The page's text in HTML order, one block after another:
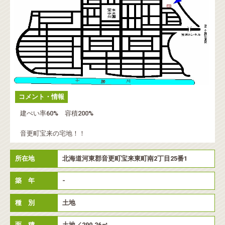
コメント・情報
建ぺい率60% 容積200%
音更町宝来の宅地！！
所在地 北海道河東郡音更町宝来東町南2丁目25番1
築 年 -
種 別 土地